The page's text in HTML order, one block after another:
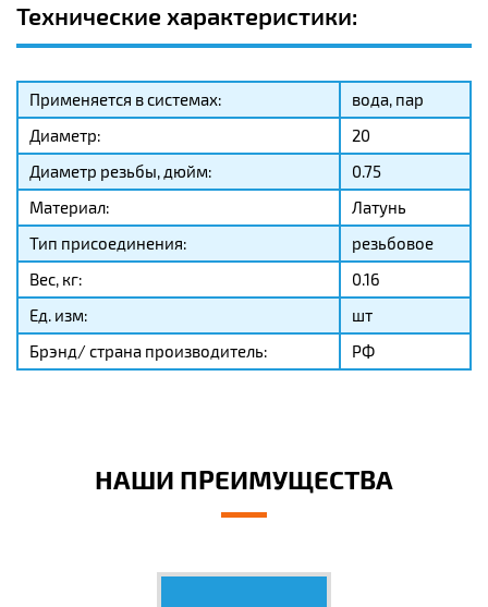
Технические характеристики:
Применяется в системах:
вода, пар
Диаметр:
20
Диаметр резьбы, дюйм:
0.75
Материал:
Латунь
Тип присоединения:
резьбовое
Вес, кг:
0.16
Ед. изм:
шт
Брэнд/ страна производитель:
РФ
НАШИ ПРЕИМУЩЕСТВА